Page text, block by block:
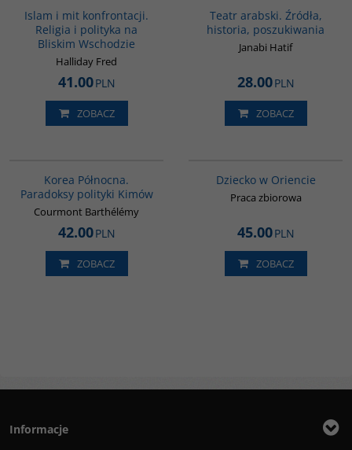
Islam i mit konfrontacji.
Religia i polityka na
Bliskim Wschodzie
Halliday Fred
41.00PLN
ZOBACZ
Teatr arabski. Źródła,
historia, poszukiwania
Janabi Hatif
28.00PLN
ZOBACZ
Korea Północna.
Paradoksy polityki Kimów
Courmont Barthélémy
42.00PLN
ZOBACZ
Dziecko w Oriencie
Praca zbiorowa
45.00PLN
ZOBACZ
Informacje